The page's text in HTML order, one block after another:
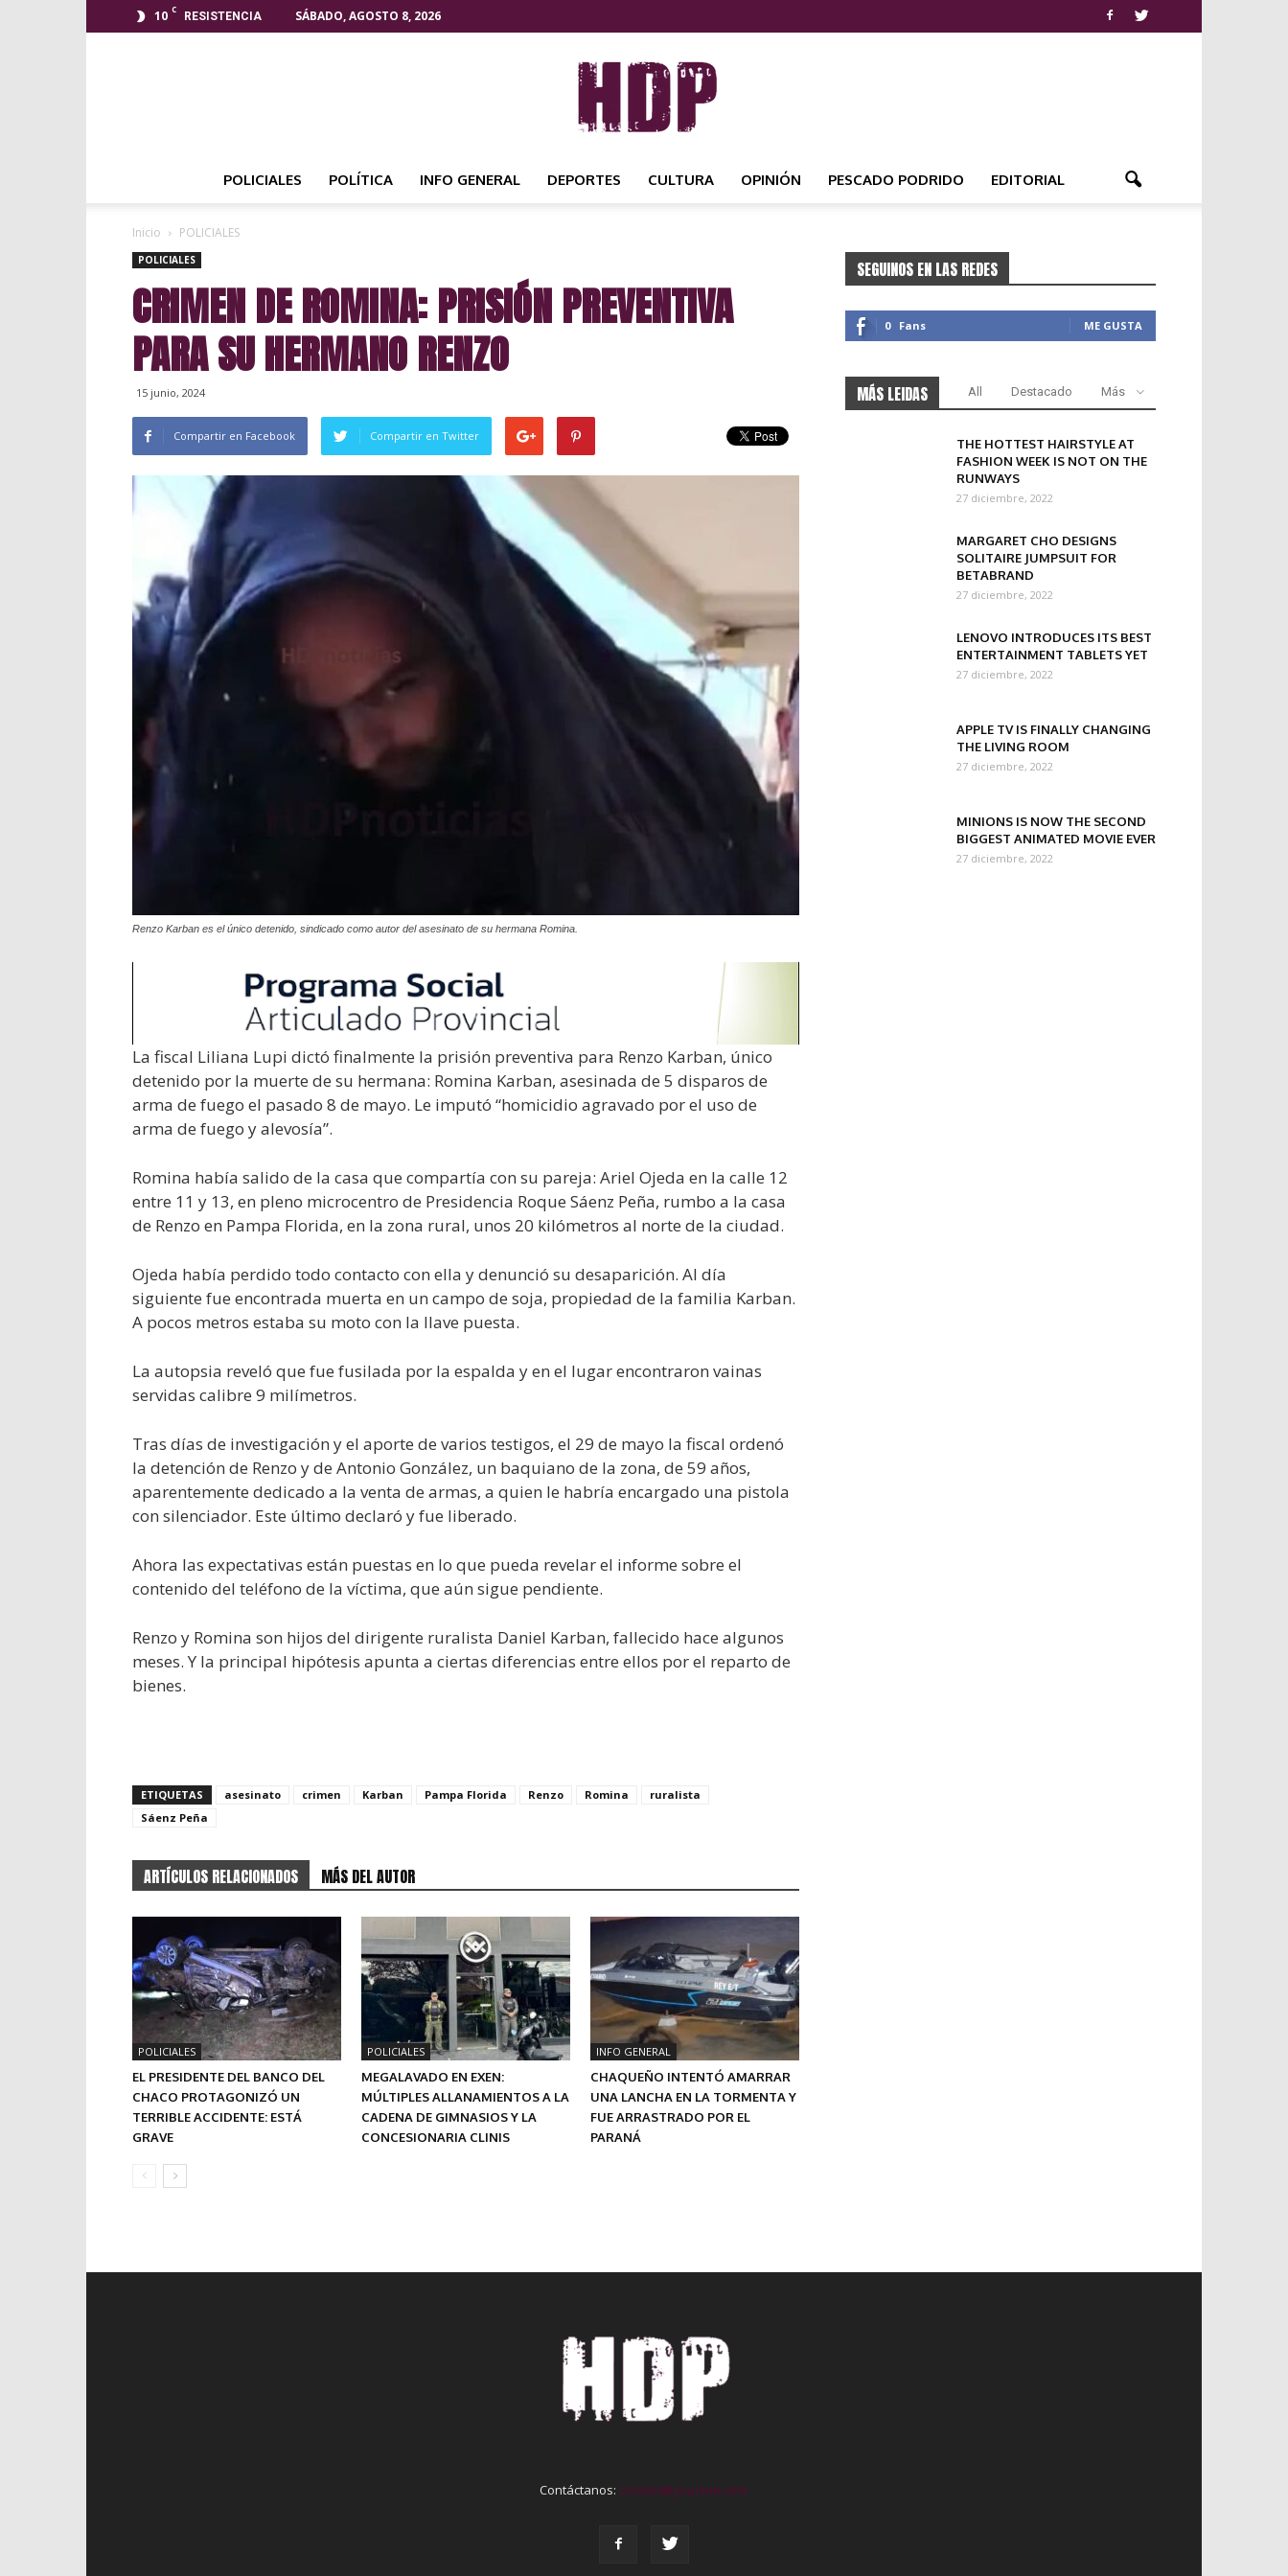
10 C
RESISTENCIA SÁBADO, AGOSTO 8, 2026
NOTICIAS
POLICIALES POLÍTICA INFO GENERAL DEPORTES CULTURA OPINIÓN PESCADO PODRIDO EDITORIAL
Inicio POLICIALES
POLICIALES
CRIMEN DE ROMINA: PRISIÓN PREVENTIVA
PARA SU HERMANO RENZO
15 junio, 2024
Compartir en Facebook Compartir en Twitter
Renzo Karban es el único detenido, sindicado como autor del asesinato de su hermana Romina.
La fiscal Liliana Lupi dictó finalmente la prisión preventiva para Renzo Karban, único
detenido por la muerte de su hermana: Romina Karban, asesinada de 5 disparos de
arma de fuego el pasado 8 de mayo. Le imputó “homicidio agravado por el uso de
arma de fuego y alevosía”.
Romina había salido de la casa que compartía con su pareja: Ariel Ojeda en la calle 12
entre 11 y 13, en pleno microcentro de Presidencia Roque Sáenz Peña, rumbo a la casa
de Renzo en Pampa Florida, en la zona rural, unos 20 kilómetros al norte de la ciudad.
Ojeda había perdido todo contacto con ella y denunció su desaparición. Al día
siguiente fue encontrada muerta en un campo de soja, propiedad de la familia Karban.
A pocos metros estaba su moto con la llave puesta.
La autopsia reveló que fue fusilada por la espalda y en el lugar encontraron vainas
servidas calibre 9 milímetros.
Tras días de investigación y el aporte de varios testigos, el 29 de mayo la fiscal ordenó
la detención de Renzo y de Antonio González, un baquiano de la zona, de 59 años,
aparentemente dedicado a la venta de armas, a quien le habría encargado una pistola
con silenciador. Este último declaró y fue liberado.
Ahora las expectativas están puestas en lo que pueda revelar el informe sobre el
contenido del teléfono de la víctima, que aún sigue pendiente.
Renzo y Romina son hijos del dirigente ruralista Daniel Karban, fallecido hace algunos
meses. Y la principal hipótesis apunta a ciertas diferencias entre ellos por el reparto de
bienes.
ETIQUETAS asesinato crimen Karban Pampa Florida Renzo Romina
ruralista
Sáenz Peña
ARTÍCULOS RELACIONADOS MÁS DEL AUTOR
POLICIALES
EL PRESIDENTE DEL BANCO DEL
CHACO PROTAGONIZÓ UN
TERRIBLE ACCIDENTE: ESTÁ
GRAVE
POLICIALES
MEGALAVADO EN EXEN:
MÚLTIPLES ALLANAMIENTOS A LA
CADENA DE GIMNASIOS Y LA
CONCESIONARIA CLINIS
INFO GENERAL
CHAQUEÑO INTENTÓ AMARRAR
UNA LANCHA EN LA TORMENTA Y
FUE ARRASTRADO POR EL
PARANÁ
SEGUINOS EN LAS REDES
0 Fans ME GUSTA
MÁS LEIDAS All Destacado Más
THE HOTTEST HAIRSTYLE AT
FASHION WEEK IS NOT ON THE
RUNWAYS
27 diciembre, 2022
MARGARET CHO DESIGNS
SOLITAIRE JUMPSUIT FOR
BETABRAND
27 diciembre, 2022
LENOVO INTRODUCES ITS BEST
ENTERTAINMENT TABLETS YET
27 diciembre, 2022
APPLE TV IS FINALLY CHANGING
THE LIVING ROOM
27 diciembre, 2022
MINIONS IS NOW THE SECOND
BIGGEST ANIMATED MOVIE EVER
27 diciembre, 2022
Contáctanos: contact@yoursite.com